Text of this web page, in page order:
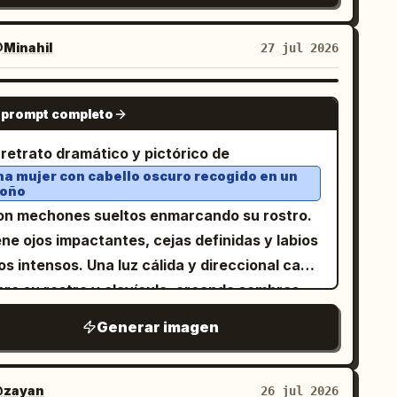
blancas con contornos negros gruesos:
nube grande cerca de la parte superior
una nube pequeña cerca del centro
y una nube diminuta cerca del
Encima del leopardo, coloca una
grueso y dos pequeños puntos de
que contenga texto en japonés en
前菜、主菜、副菜、デザート… . Utiliza una
rugosa similar al pastel al óleo o al
con pinceladas visibles, bordes
proporciones infantiles, contornos
composición lista para un libro de cuentos.
el lienzo en un formato horizontal de
sin fotorrealismo, sin animales adicionales,
y telas brillantes. Mariposas etéreas
luminosas flotan en el aire mientras
rayos de luna crean una dramática
de contorno. Renderizado en un
inspirado en el Art Nouveau con elegantes
fluidas, bordes florales decorativos, ricos
zafiro, violeta y dorado, composición
ojos expresivos, rasgos faciales
atmósfera de ensueño, texturas
y una estética de fantasía
con detalles excepcionales y
visual.
27 jul 2026
NANO BANANA PRO
completo
retrato dramático y pictórico de
mujer con cabello oscuro recogido en un
mechones sueltos enmarcando su rostro.
ojos impactantes, cejas definidas y labios
intensos. Una luz cálida y direccional cae
su rostro y clavícula, creando sombras
y atmosférico. Lleva puesto
delicado collar de cadena dorada y una
Generar imagen
26 jul 2026